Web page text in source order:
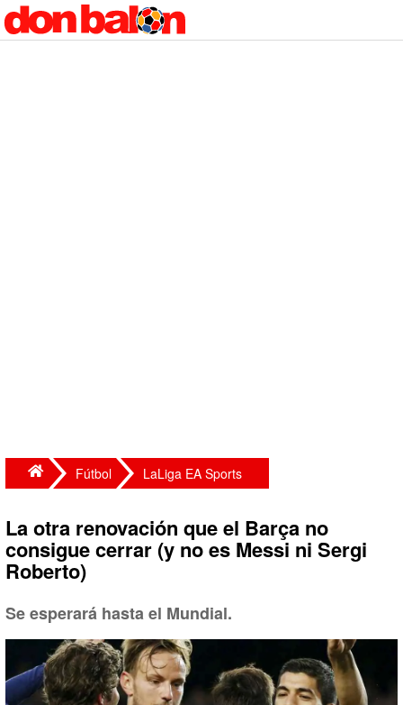
Fútbol LaLiga EA Sports
La otra renovación que el Barça no
consigue cerrar (y no es Messi ni Sergi
Roberto)
Se esperará hasta el Mundial.